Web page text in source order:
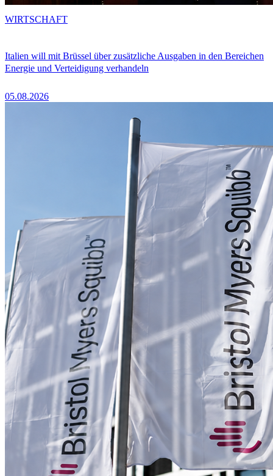
Italien will mit Brüssel über zusätzliche Ausgaben in den Bereichen
Energie und Verteidigung verhandeln
05.08.2026
WIRTSCHAFT